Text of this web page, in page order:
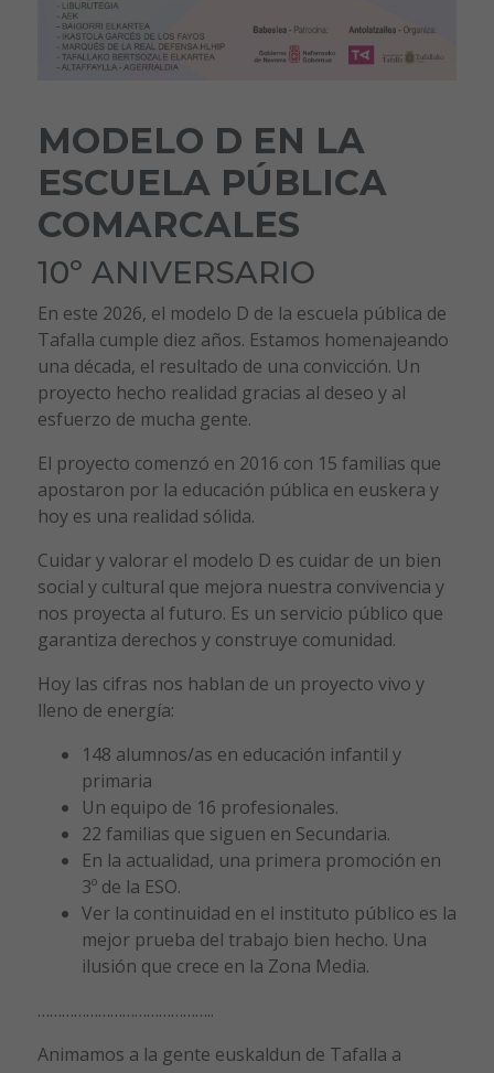
MODELO D EN LA
ESCUELA PÚBLICA
COMARCALES
10º ANIVERSARIO
En este 2026, el modelo D de la escuela pública de
Tafalla cumple diez años. Estamos homenajeando
una década, el resultado de una convicción. Un
proyecto hecho realidad gracias al deseo y al
esfuerzo de mucha gente.
El proyecto comenzó en 2016 con 15 familias que
apostaron por la educación pública en euskera y
hoy es una realidad sólida.
Cuidar y valorar el modelo D es cuidar de un bien
social y cultural que mejora nuestra convivencia y
nos proyecta al futuro. Es un servicio público que
garantiza derechos y construye comunidad.
Hoy las cifras nos hablan de un proyecto vivo y
lleno de energía:
148 alumnos/as en educación infantil y
primaria
Un equipo de 16 profesionales.
22 familias que siguen en Secundaria.
En la actualidad, una primera promoción en
3º de la ESO.
Ver la continuidad en el instituto público es la
mejor prueba del trabajo bien hecho. Una
ilusión que crece en la Zona Media.
……………………………………..
Animamos a la gente euskaldun de Tafalla a